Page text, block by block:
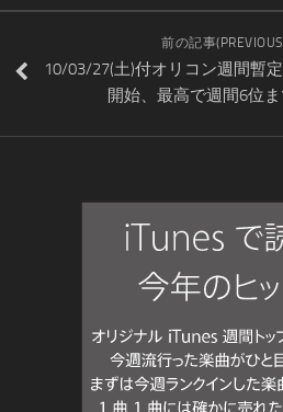
前の記事
10/03/27(土)付オリコン週間暫
開始、最高で週間6位